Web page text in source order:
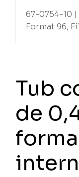
67-0754-10
Format 96,
Tub
de
intern